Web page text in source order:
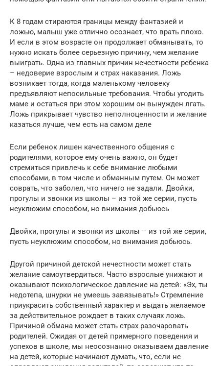
К 8 годам стираются границы между фантазией и
ложью, малыш уже отлично осознает, что врать плохо.
И если в этом возрасте он продолжает обманывать, то
нужно искать более серьезную причину, чем желание
выиграть. Одна из главных причин нечестности ребенка
– недоверие взрослым и страх наказания. Ложь
возникает тогда, когда маленькому человеку
предъявляют непосильные требования. Чтобы угодить
маме и остаться при этом хорошим он вынужден лгать.
Ложь прикрывает чувство неполноценности и желание
казаться лучше, чем есть на самом деле
Если ребенок лишен качественного общения с
родителями, которое ему очень важно, он будет
стремиться привлечь к себе внимание любыми
способами, в том числе и обманным путем. Он может
соврать, что заболел, что ничего не задали. Двойки,
прогулы и звонки из школы – из той же серии, пусть
неуклюжим способом, но внимания добьюсь
Двойки, прогулы и звонки из школы – из той же серии,
пусть неуклюжим способом, но внимания добьюсь.
Другой причиной детской нечестности может стать
желание самоутвердиться. Часто взрослые унижают и
оказывают психологическое давление на детей: «Эх, ты
недотепа, шнурки не умеешь завязывать!» Стремление
приукрасить собственный характер и выдать желаемое
за действительное рождает в таких случаях ложь.
Причиной обмана может стать страх разочаровать
родителей. Ожидая от детей примерного поведения и
успехов в школе, мы неосознанно оказываем давление
на детей, которые начинают думать, что, если не